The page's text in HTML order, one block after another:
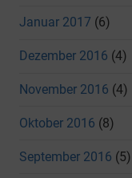
Januar 2017 (6)
Dezember 2016 (4)
November 2016 (4)
Oktober 2016 (8)
September 2016 (5)